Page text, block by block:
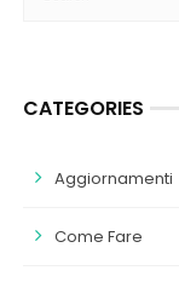
CATEGORIES
Aggiornamenti
Come Fare